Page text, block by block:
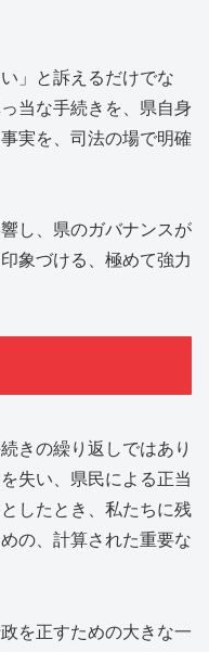
」と訴えるだけでな
当な手続きを、県自身
実を、司法の場で明確
し、県のガバナンスが
象づける、極めて強力
きの繰り返しではあり
失い、県民による正当
したとき、私たちに残
の、計算された重要な
を正すための大きな一